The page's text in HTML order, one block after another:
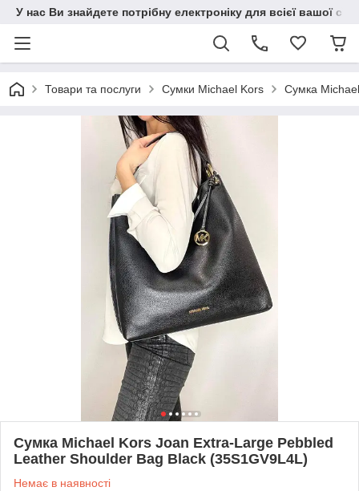
У нас Ви знайдете потрібну електроніку для всієї вашої
Товари та послуги Сумки Michael Kors Сумка
Сумка Michael Kors Joan Extra-Large Pebbled
Leather Shoulder Bag Black (35S1GV9L4L)
Немає в наявності